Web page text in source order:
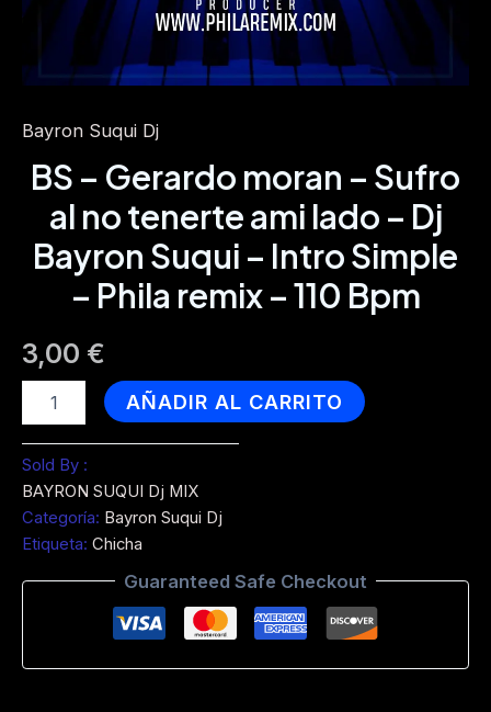
Bayron Suqui Dj
BS – Gerardo moran – Sufro
al no tenerte ami lado – Dj
Bayron Suqui – Intro Simple
– Phila remix – 110 Bpm
3,00 €
moran
Sufro
al
no
ami
Bayron
AÑADIR AL CARRITO
Sold By :
BAYRON SUQUI Dj MIX
Categoría: Bayron Suqui Dj
Etiqueta: Chicha
Guaranteed Safe Checkout